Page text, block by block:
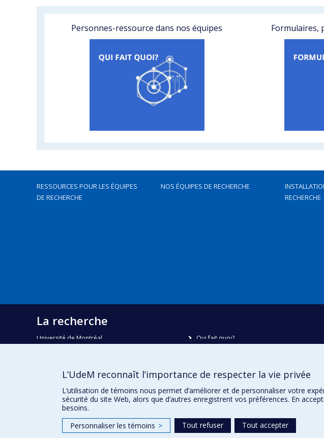
Personnes-ressource dans nos équipes Formulaires,
RESSOURCES POUR LES ÉQUIPES
DE RECHERCHE
NOS ÉQUIPES DE RECHERCHE
RECHERCHE
La recherche
Université de Montréal
Courriel:recherche@umontreal.ca
Qui fait quoi?
Plan du site
Accessibilité
L’UdeM reconnaît l’importance de respecter la vie privée
L’utilisation de témoins nous permet d’améliorer et de personnaliser votre
sécurité du site Web, alors que d’autres enregistrent vos préférences. En
besoins.
Personnaliser les témoins > Tout refuser Tout accepter